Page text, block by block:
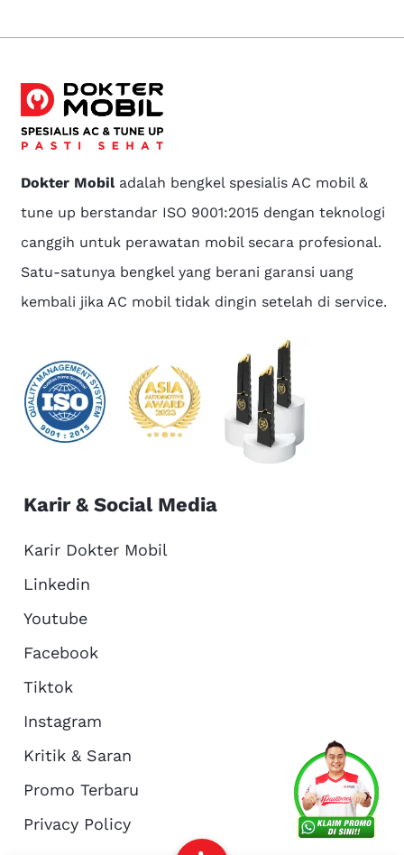
About Us
Dokter Mobiladalah bengkel spesialis AC mobil &
tune up berstandar ISO 9001:2015 dengan teknologi
canggih untuk perawatan mobil secara profesional.
Satu-satunya bengkel yang berani garansi uang
kembali jika AC mobil tidak dingin setelah di service.
Karir & Social Media
Karir Dokter Mobil
Linkedin
Youtube
Facebook
Tiktok
Instagram
Kritik & Saran
Promo Terbaru
Privacy Policy